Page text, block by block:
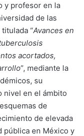
y profesor en la
de las
“Avances en
acortados,
”, mediante la
su
nivel en el ámbito
de
de elevada
pública en México y